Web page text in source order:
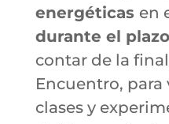
energéticas en
durante el
contar de la
Encuentro, para
clases y